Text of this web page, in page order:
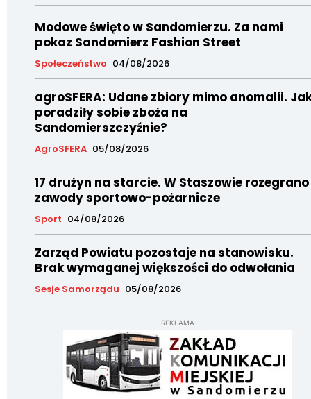
Modowe święto w Sandomierzu. Za nami
pokaz Sandomierz Fashion Street
Społeczeństwo 04/08/2026
agroSFERA: Udane zbiory mimo anomalii.
poradziły sobie zboża na
Sandomierszczyźnie?
AgroSFERA 05/08/2026
17 drużyn na starcie. W Staszowie rozegrano
zawody sportowo-pożarnicze
Sport 04/08/2026
Zarząd Powiatu pozostaje na stanowisku.
Brak wymaganej większości do odwołania
Sesje Samorządu 05/08/2026
REKLAMA